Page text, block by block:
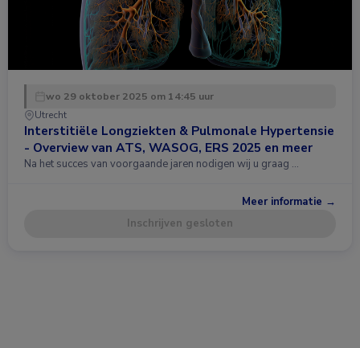
wo 29 oktober 2025 om 14:45 uur
Utrecht
Interstitiële Longziekten & Pulmonale Hypertensie
- Overview van ATS, WASOG, ERS 2025 en meer
Na het succes van voorgaande jaren nodigen wij u graag …
Meer informatie →
Inschrijven gesloten